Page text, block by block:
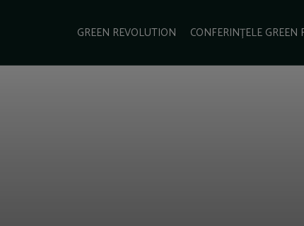
GREEN REVOLUTION CONFERINȚELE GREEN
SCHIMBĂRI